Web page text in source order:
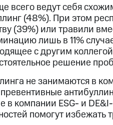
всего ведут себя
(48%). При этом
(39%) или травили
лишь в 11%
с другим
решение
не занимаются в
в компании ESG- и
помогут избежать